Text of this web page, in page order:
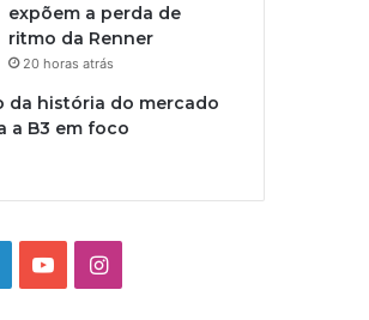
expõem a perda de
ritmo da Renner
20 horas atrás
da história do mercado
a B3 em foco
YouTubeInstagram